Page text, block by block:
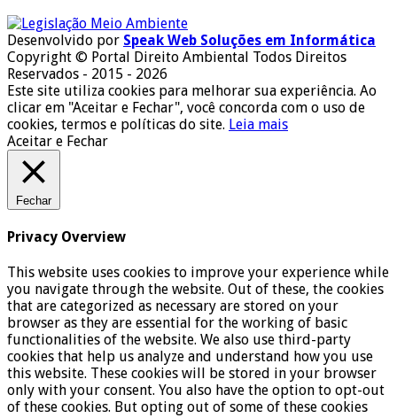
Desenvolvido por Speak Web Soluções em Informática
Copyright © Portal Direito Ambiental Todos Direitos
Reservados - 2015 - 2026
Este site utiliza cookies para melhorar sua experiência. Ao
clicar em "Aceitar e Fechar", você concorda com o uso de
cookies, termos e políticas do site. Leia mais
Aceitar e Fechar
Fechar
Privacy Overview
This website uses cookies to improve your experience while
you navigate through the website. Out of these, the cookies
that are categorized as necessary are stored on your
browser as they are essential for the working of basic
functionalities of the website. We also use third-party
cookies that help us analyze and understand how you use
this website. These cookies will be stored in your browser
only with your consent. You also have the option to opt-out
of these cookies. But opting out of some of these cookies